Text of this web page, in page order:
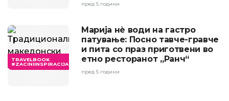
пред 5 години
TRAVELBOOK
#ZACINIINSPIRACIJA
Марија нè води на гастро
патување: Посно тавче-гравче
и пита со праз приготвени во
етно ресторанот „Ранч“
пред 5 години